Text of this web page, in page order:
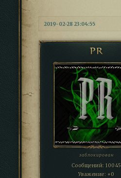
2019-02-28 23:04:55
PR
заблокирован
Сообщений: 10045
Уважение: +0